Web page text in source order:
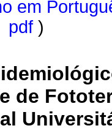
em
pdf )
de